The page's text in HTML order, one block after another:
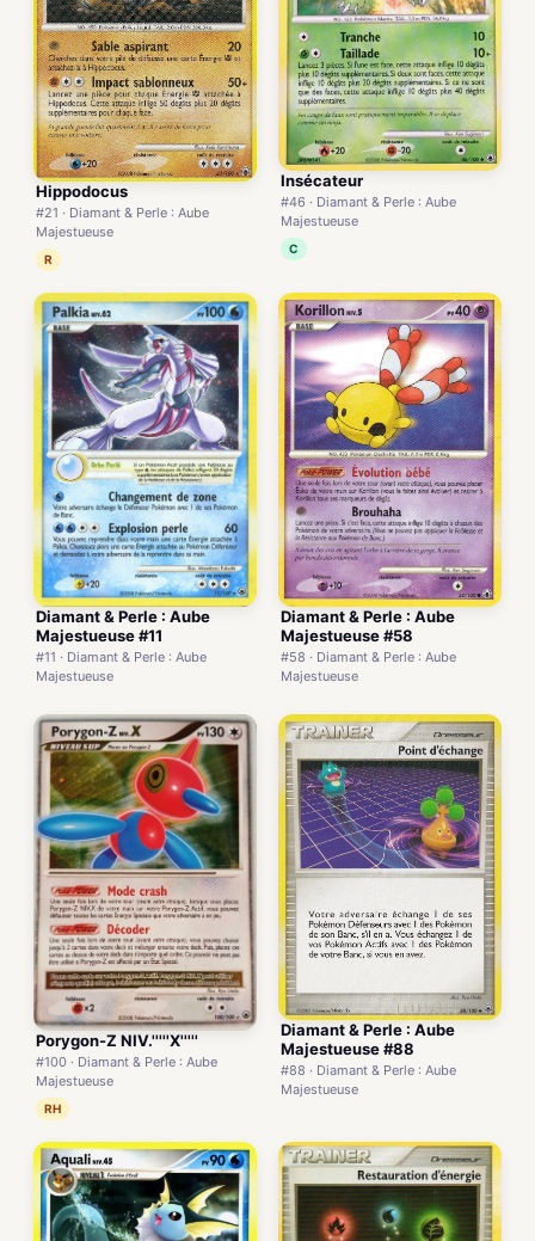
Hippodocus
#21 · Diamant & Perle : Aube
Majestueuse
R
Insécateur
#46 · Diamant & Perle : Aube
Majestueuse
C
Diamant & Perle : Aube
Majestueuse #11
#11 · Diamant & Perle : Aube
Majestueuse
Diamant & Perle : Aube
Majestueuse #58
#58 · Diamant & Perle : Aube
Majestueuse
Porygon-Z NIV.'''''X'''''
#100 · Diamant & Perle : Aube
Majestueuse
RH
Diamant & Perle : Aube
Majestueuse #88
#88 · Diamant & Perle : Aube
Majestueuse